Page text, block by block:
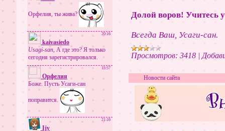
Долой воров! Учитесь
Всегда Ваш, Усаги-сан.
Просмотров: 3418 |
Новости сайта